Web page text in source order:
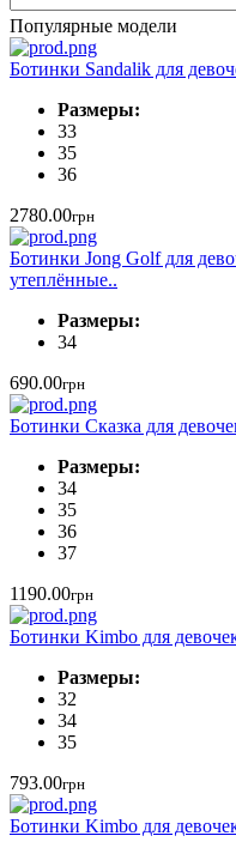
Популярные модели
Ботинки Sandalik для
Размеры:
33
35
36
2780.00грн
Ботинки Jong Golf для
утеплённые..
Размеры:
34
690.00грн
Ботинки Сказка для
Размеры:
34
35
36
37
1190.00грн
Ботинки Kimbo для
Размеры:
32
34
35
793.00грн
Ботинки Kimbo для